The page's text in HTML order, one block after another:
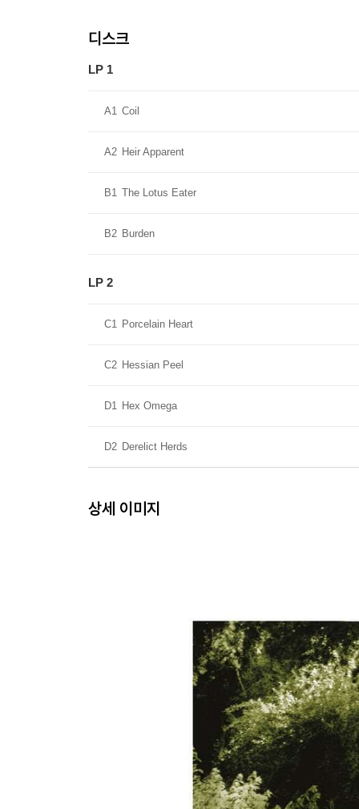
디스크
LP 1
A1 Coil
A2 Heir Apparent
B1 The Lotus Eater
B2 Burden
LP 2
C1 Porcelain Heart
C2 Hessian Peel
D1 Hex Omega
D2 Derelict Herds
상세 이미지